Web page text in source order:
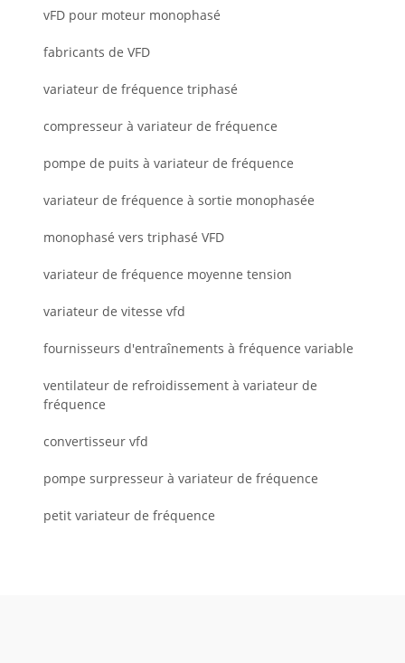
vFD pour moteur monophasé
fabricants de VFD
variateur de fréquence triphasé
compresseur à variateur de fréquence
pompe de puits à variateur de fréquence
variateur de fréquence à sortie monophasée
monophasé vers triphasé VFD
variateur de fréquence moyenne tension
variateur de vitesse vfd
fournisseurs d'entraînements à fréquence variable
ventilateur de refroidissement à variateur de
fréquence
convertisseur vfd
pompe surpresseur à variateur de fréquence
petit variateur de fréquence